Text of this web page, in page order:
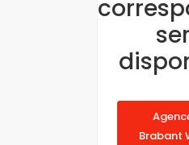
Brabant